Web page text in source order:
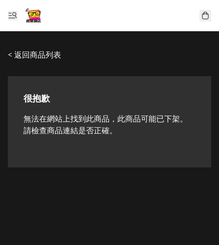
< 返回商品列表
很抱歉
無法在網站上找到此商品，此商品可能已下架。
請檢查商品連結是否正確。